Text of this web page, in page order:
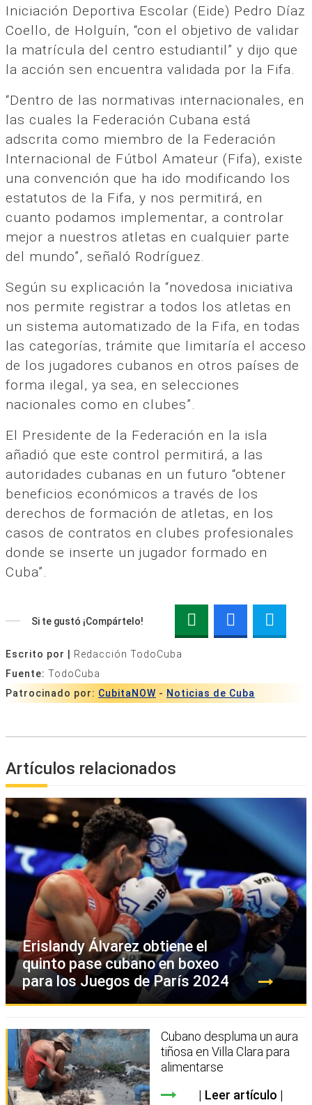
Iniciación Deportiva Escolar (Eide) Pedro Díaz
Coello, de Holguín, “con el objetivo de validar
la matrícula del centro estudiantil” y dijo que
la acción sen encuentra validada por la Fifa.
“Dentro de las normativas internacionales, en
las cuales la Federación Cubana está
adscrita como miembro de la Federación
Internacional de Fútbol Amateur (Fifa), existe
una convención que ha ido modificando los
estatutos de la Fifa, y nos permitirá, en
cuanto podamos implementar, a controlar
mejor a nuestros atletas en cualquier parte
del mundo”, señaló Rodríguez.
Según su explicación la “novedosa iniciativa
nos permite registrar a todos los atletas en
un sistema automatizado de la Fifa, en todas
las categorías, trámite que limitaría el acceso
de los jugadores cubanos en otros países de
forma ilegal, ya sea, en selecciones
nacionales como en clubes”.
El Presidente de la Federación en la isla
añadió que este control permitirá, a las
autoridades cubanas en un futuro “obtener
beneficios económicos a través de los
derechos de formación de atletas, en los
casos de contratos en clubes profesionales
donde se inserte un jugador formado en
Cuba”.
Si te gustó ¡Compártelo!
Escrito por |
Redacción TodoCuba
Fuente: TodoCuba
Patrocinado por: CubitaNOW - Noticias de Cuba
Artículos relacionados
Erislandy Álvarez obtiene el
quinto pase cubano en boxeo
para los Juegos de París 2024
Cubano despluma un aura
tiñosa en Villa Clara para
alimentarse
Leer artículo